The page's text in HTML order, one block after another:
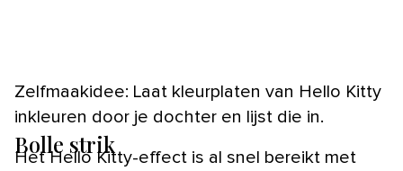
Zelfmaakidee: Laat kleurplaten van Hello Kitty
inkleuren door je dochter en lijst die in.
Bolle strik
Het Hello Kitty-effect is al snel bereikt met